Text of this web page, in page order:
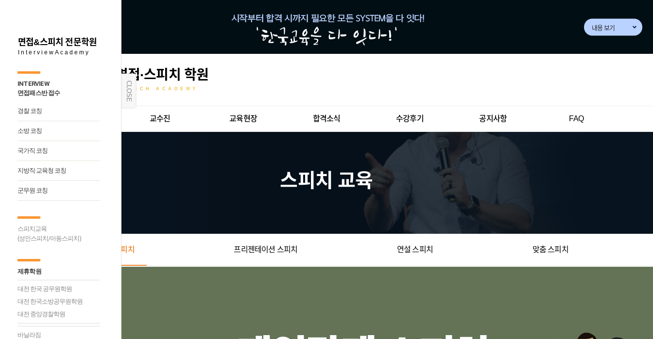
내용 보기
친절한 추쌤의 면접·스피치 학원
CHOO INTERVIEW SPEECH ACADEMY
교수진 교육현장 합격소식 수강후기 공지사항 FAQ
스피치 교육
대인관계 스피치 프리젠테이션 스피치 연설 스피치 맞춤 스피치
면접&스피치 전문학원
InterviewAcademy
INTERVIEW
면접패스반 접수
경찰 코칭
소방 코칭
국가직 코칭
지방직·교육청 코칭
군무원 코칭
스피치교육
(성인스피치/아동스피치)
제휴학원
대전 한국 공무원학원
대전 한국소방공무원학원
대전 중앙경찰학원
바닐라짐
CLOSE